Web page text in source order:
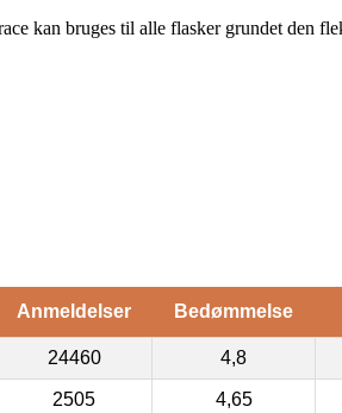
kan bruges til alle flasker grundet den
Anmeldelser Bedømmelse
24460 4,8
2505 4,65